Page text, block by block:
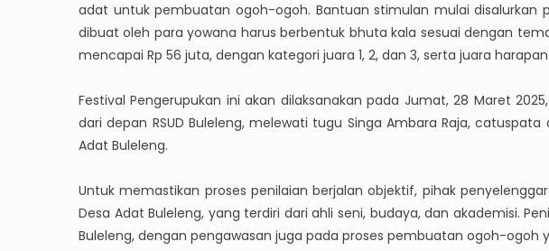
adat untuk pembuatan ogoh-ogoh. Bantuan stimulan mulai disalurkan
dibuat oleh para yowana harus berbentuk bhuta kala sesuai dengan
mencapai Rp 56 juta, dengan kategori juara 1, 2, dan 3, serta juara harapan
Festival Pengerupukan ini akan dilaksanakan pada Jumat, 28 Maret
dari depan RSUD Buleleng, melewati tugu Singa Ambara Raja,
Adat Buleleng.
Untuk memastikan proses penilaian berjalan objektif, pihak
Desa Adat Buleleng, yang terdiri dari ahli seni, budaya, dan akademisi.
Buleleng, dengan pengawasan juga pada proses pembuatan ogoh-ogoh